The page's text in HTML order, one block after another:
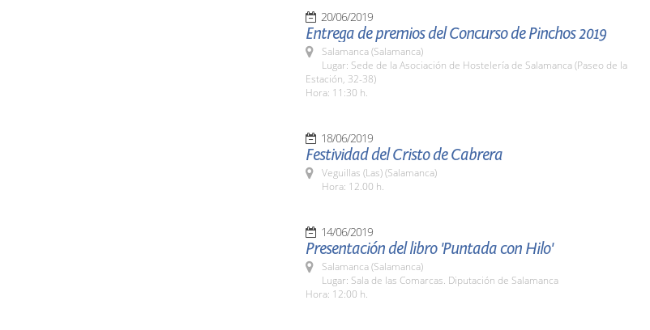
20/06/2019
Entrega de premios del Concurso de Pinchos 2019
Salamanca (Salamanca)
Lugar: Sede de la Asociación de Hostelería de Salamanca (Paseo de la
Estación, 32-38)
Hora: 11:30 h.
18/06/2019
Festividad del Cristo de Cabrera
Veguillas (Las) (Salamanca)
Hora: 12.00 h.
14/06/2019
Presentación del libro 'Puntada con Hilo'
Salamanca (Salamanca)
Lugar: Sala de las Comarcas. Diputación de Salamanca
Hora: 12:00 h.